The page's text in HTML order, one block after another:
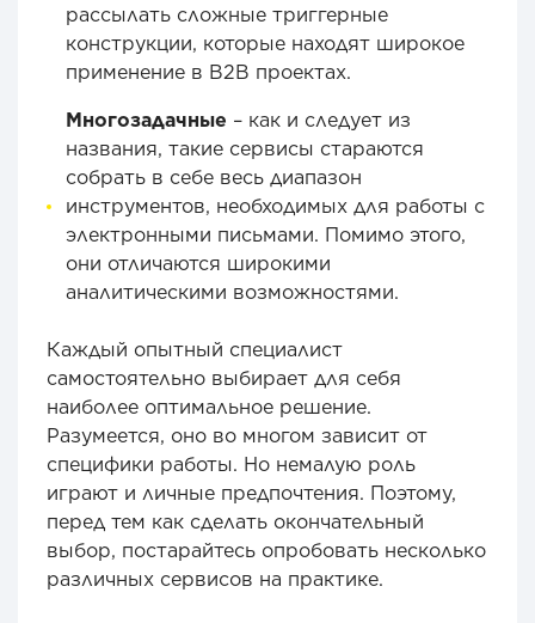
рассылать сложные триггерные
конструкции, которые находят широкое
применение в B2B проектах.
Многозадачные – как и следует из
названия, такие сервисы стараются
собрать в себе весь диапазон
инструментов, необходимых для работы с
электронными письмами. Помимо этого,
они отличаются широкими
аналитическими возможностями.
Каждый опытный специалист
самостоятельно выбирает для себя
наиболее оптимальное решение.
Разумеется, оно во многом зависит от
специфики работы. Но немалую роль
играют и личные предпочтения. Поэтому,
перед тем как сделать окончательный
выбор, постарайтесь опробовать несколько
различных сервисов на практике.